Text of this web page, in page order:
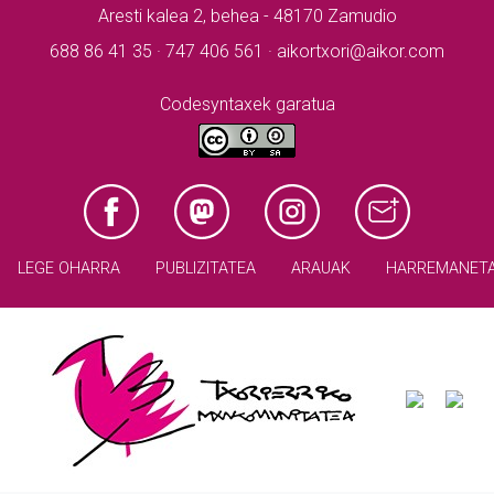
Aresti kalea 2, behea - 48170 Zamudio
688 86 41 35 · 747 406 561 · aikortxori@aikor.com
Codesyntaxek garatua
LEGE OHARRA PUBLIZITATEA ARAUAK